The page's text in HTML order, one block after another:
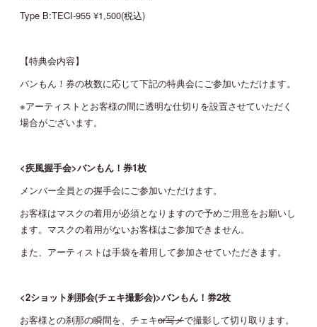
Type B:TECI-955 ¥1,500(税込)
【特典会内容】
バンもん！券の枚数に応じて下記の特典会にご参加いただけます。
※アーティストとお客様の間に透明な仕切りを設置させていただく
場合がございます。
<疾風握手会>バンもん！券1枚
メンバー全員との握手会にご参加いただけます。
お客様はマスクの着用が必須となりますので予めご用意をお願いし
ます。マスクの着用がないお客様はご参加できません。
また、アーティストは手袋を着用して参加させていただきます。
<2ショット刹那会(チェキ撮影会)>バンもん！券2枚
お客様との刹那の瞬間を、チェキor写メで撮影して切り取ります。